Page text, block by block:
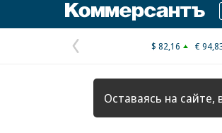
Предыдущая
страница
$ 82,16 €
Оставаясь на сайте,